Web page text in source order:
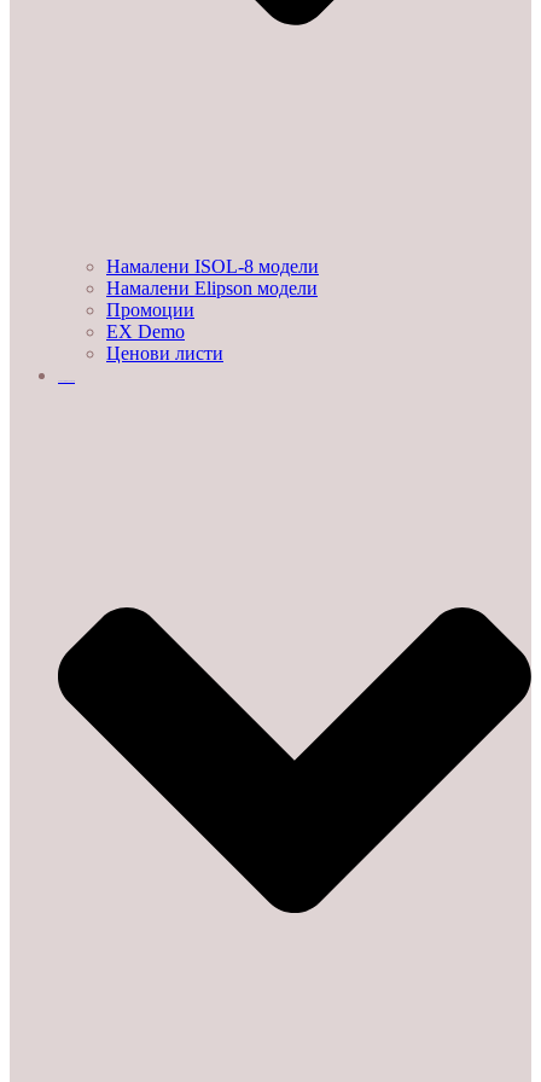
Намалени ISOL-8 модели
Намалени Elipson модели
Промоции
EX Demo
Ценови листи